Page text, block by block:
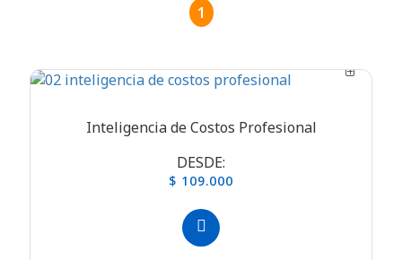
1
Inteligencia de Costos Profesional
DESDE:
$ 109.000